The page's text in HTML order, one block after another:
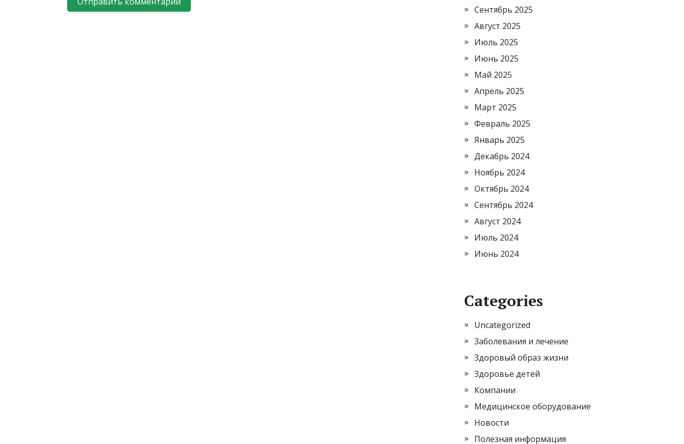
Сентябрь 2025
Август 2025
Июль 2025
Июнь 2025
Май 2025
Апрель 2025
Март 2025
Февраль 2025
Январь 2025
Декабрь 2024
Ноябрь 2024
Октябрь 2024
Сентябрь 2024
Август 2024
Июль 2024
Июнь 2024
Categories
Uncategorized
Заболевания и лечение
Здоровый образ жизни
Здоровье детей
Компании
Медицинское оборудование
Новости
Полезная информация